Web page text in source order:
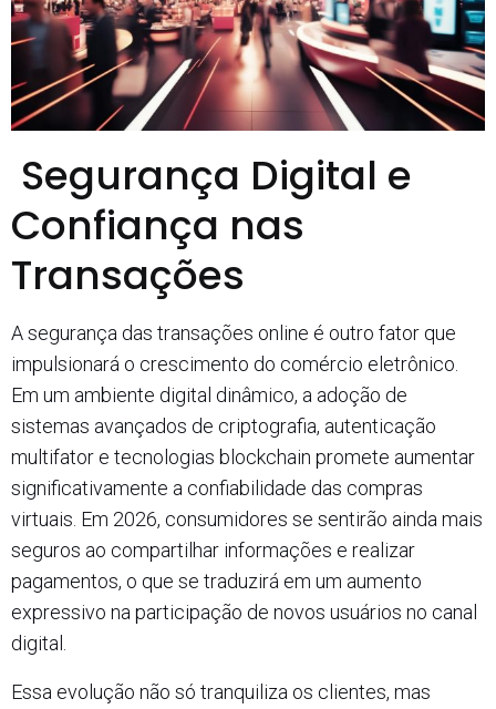
Segurança Digital e
Confiança nas
Transações
A segurança das transações online é outro fator que
impulsionará o crescimento do comércio eletrônico.
Em um ambiente digital dinâmico, a adoção de
sistemas avançados de criptografia, autenticação
multifator e tecnologias blockchain promete aumentar
significativamente a confiabilidade das compras
virtuais. Em 2026, consumidores se sentirão ainda mais
seguros ao compartilhar informações e realizar
pagamentos, o que se traduzirá em um aumento
expressivo na participação de novos usuários no canal
digital.
Essa evolução não só tranquiliza os clientes, mas